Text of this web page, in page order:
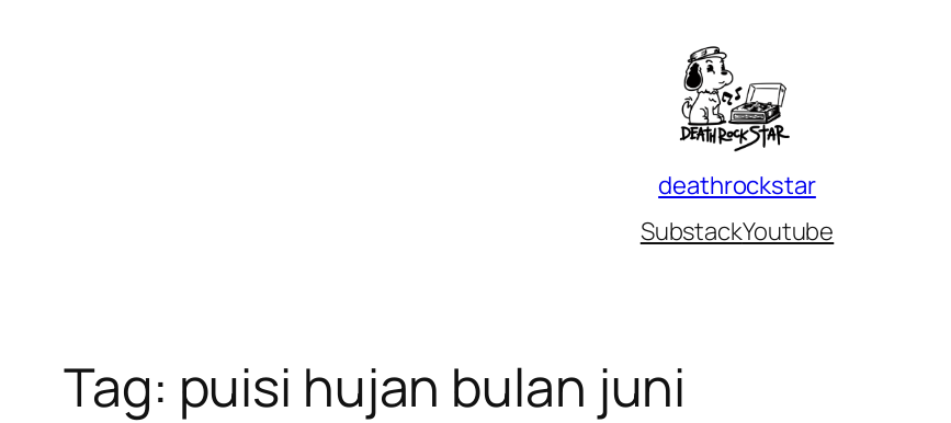
deathrockstar
SubstackYoutube
Tag: puisi hujan bulan juni